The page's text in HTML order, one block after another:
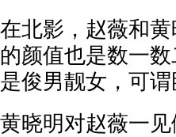
在北影，赵薇和
的颜值也是数一
是俊男靓女，可谓
黄晓明对赵薇一